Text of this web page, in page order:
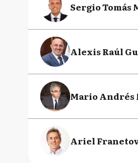
Sergio Tomás
Alexis Raúl
Mario Andrés
Ariel